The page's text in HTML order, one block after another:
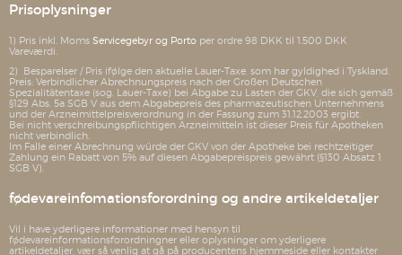
Prisoplysninger
1) Pris inkl. Moms Servicegebyr og Porto per ordre 98 DKK til 1.500 DKK
Vareværdi.
2) Besparelser / Pris ifølge den aktuelle Lauer-Taxe, som har gyldighed i Tyskland.
Preis: Verbindlicher Abrechnungspreis nach der Großen Deutschen
Spezialitätentaxe (sog. Lauer-Taxe) bei Abgabe zu Lasten der GKV, die sich gemäß
§129 Abs. 5a SGB V aus dem Abgabepreis des pharmazeutischen Unternehmens
und der Arzneimittelpreisverordnung in der Fassung zum 31.12.2003 ergibt.
Bei nicht verschreibungspflichtigen Arzneimitteln ist dieser Preis für Apotheken
nicht verbindlich.
Im Falle einer Abrechnung würde der GKV von der Apotheke bei rechtzeitiger
Zahlung ein Rabatt von 5% auf diesen Abgabepreispreis gewährt (§130 Absatz 1
SGB V).
fødevareinfomationsforordning og andre artikeldetaljer
Vil i have yderligere informationer med hensyn til
fødevareinformationsforordningner eller oplysninger om yderligere
artikeldetaljer, vær så venlig at gå på producentens hjemmeside eller kontakter